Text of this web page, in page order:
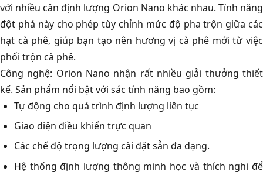
với nhiều cân định lượng Orion Nano khác nhau. Tính năng
đột phá này cho phép tùy chỉnh mức độ pha trộn giữa các
hạt cà phê, giúp bạn tạo nên hương vị cà phê mới từ việc
phối trộn cà phê.
Công nghệ: Orion Nano nhận rất nhiều giải thưởng thiết
kế. Sản phẩm nổi bật với sác tính năng bao gồm:
Tự động cho quá trình định lượng liên tục
Giao diện điều khiển trực quan
Các chế độ trọng lượng cài đặt sẵn đa dạng.
Hệ thống định lượng thông minh học và thích nghi để